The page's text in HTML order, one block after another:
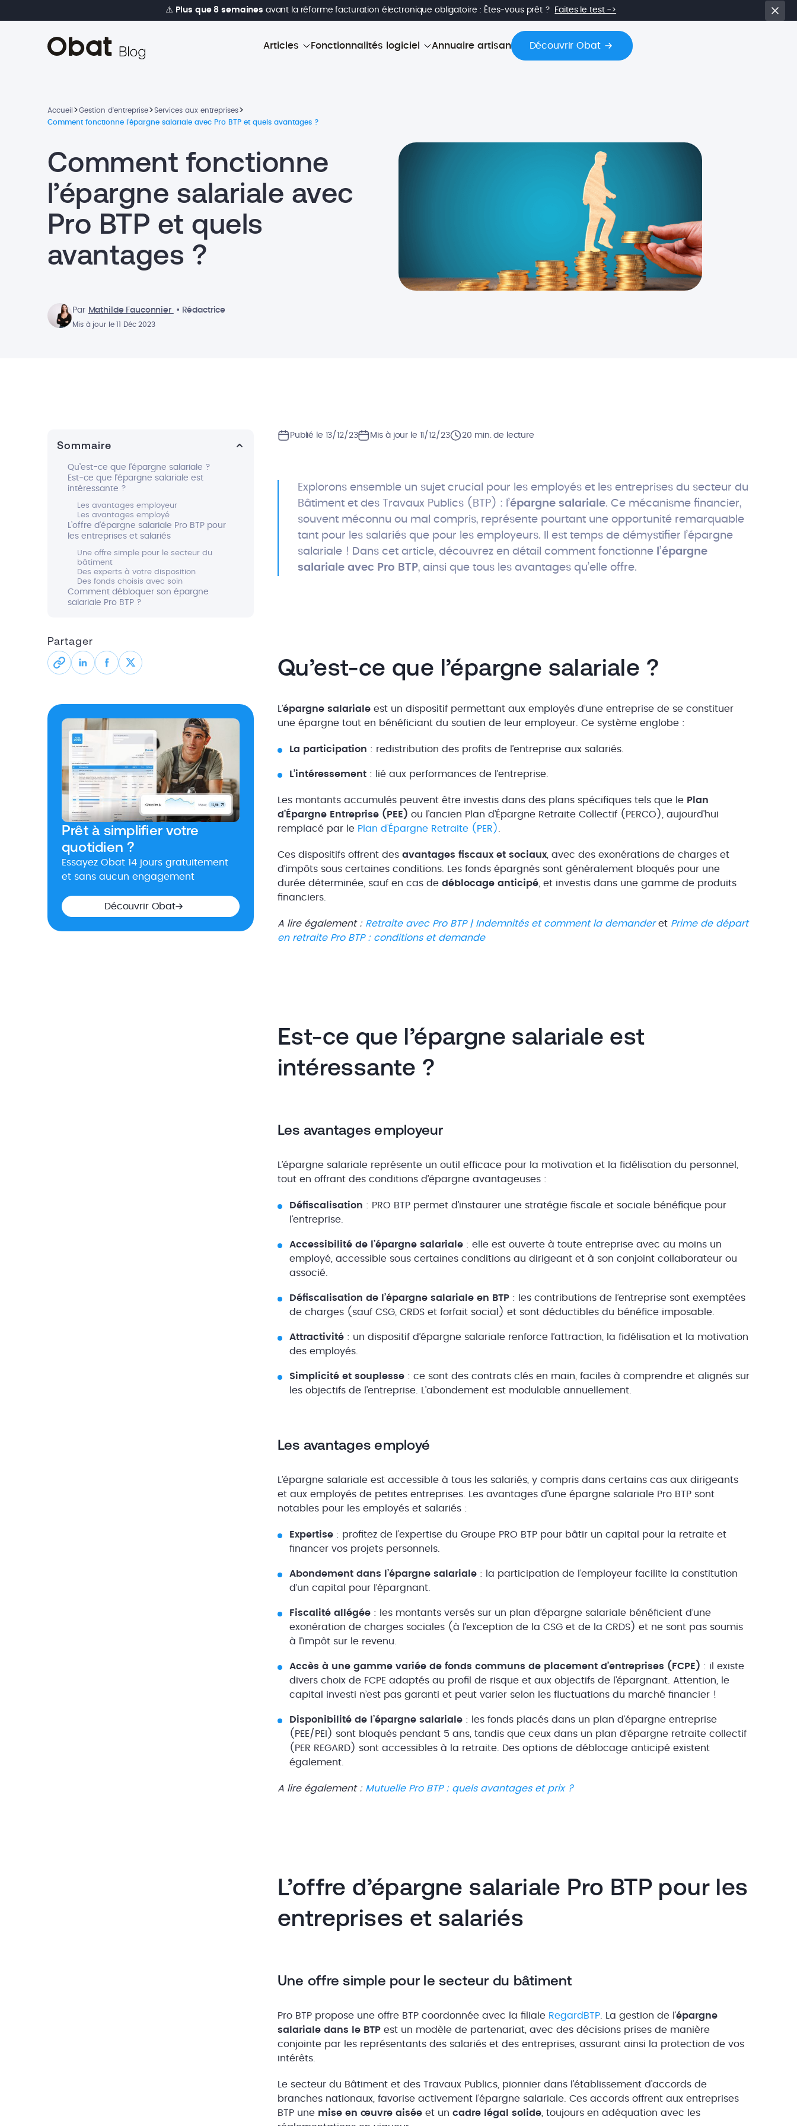
⚠️ Plus que 8 semaines avant la réforme facturation électronique obligatoire : Êtes-vous prêt ? Faites le test ->
Articles Fonctionnalités logiciel Annuaire artisan Découvrir Obat
Accueil >Gestion d'entreprise>Services aux entreprises>
Comment fonctionne l’épargne salariale avec Pro BTP et quels avantages ?
Comment fonctionne
l’épargne salariale avec
Pro BTP et quels
avantages ?
Par Mathilde Fauconnier • Rédactrice
Mis à jour le 11 Déc 2023
Sommaire
Qu’est-ce que l’épargne salariale ?
Est-ce que l'épargne salariale est
intéressante ?
Les avantages employeur
Les avantages employé
L’offre d'épargne salariale Pro BTP pour
les entreprises et salariés
Une offre simple pour le secteur du
bâtiment
Des experts à votre disposition
Des fonds choisis avec soin
Comment débloquer son épargne
salariale Pro BTP ?
Partager
Prêt à simplifier votre
quotidien ?
Essayez Obat 14 jours gratuitement
et sans aucun engagement
Découvrir Obat
Publié le 13/12/23 Mis à jour le 11/12/23 20 min. de lecture
Explorons ensemble un sujet crucial pour les employés et les entreprises du secteur du
Bâtiment et des Travaux Publics (BTP) : l’épargne salariale. Ce mécanisme financier,
souvent méconnu ou mal compris, représente pourtant une opportunité remarquable
tant pour les salariés que pour les employeurs. Il est temps de démystifier l’épargne
salariale ! Dans cet article, découvrez en détail comment fonctionne l’épargne
salariale avec Pro BTP, ainsi que tous les avantages qu’elle offre.
Qu’est-ce que l’épargne salariale ?
L’épargne salariale est un dispositif permettant aux employés d’une entreprise de se constituer
une épargne tout en bénéficiant du soutien de leur employeur. Ce système englobe :
La participation : redistribution des profits de l’entreprise aux salariés.
L’intéressement : lié aux performances de l’entreprise.
Les montants accumulés peuvent être investis dans des plans spécifiques tels que le Plan
d’Épargne Entreprise (PEE) ou l’ancien Plan d’Épargne Retraite Collectif (PERCO), aujourd’hui
remplacé par le Plan d’Épargne Retraite (PER)
Ces dispositifs offrent des avantages fiscaux et sociaux , avec des exonérations de charges et
d’impôts sous certaines conditions. Les fonds épargnés sont généralement bloqués pour une
durée déterminée, sauf en cas de déblocage anticipé , et investis dans une gamme de produits
financiers.
A lire également : Retraite avec Pro BTP | Indemnités et comment la demanderet Prime de départ
en retraite Pro BTP : conditions et demande
Est-ce que l’épargne salariale est
intéressante ?
Les avantages employeur
L’épargne salariale représente un outil efficace pour la motivation et la fidélisation du personnel,
tout en offrant des conditions d’épargne avantageuses :
Défiscalisation : PRO BTP permet d’instaurer une stratégie fiscale et sociale bénéfique pour
l’entreprise.
Accessibilité de l’épargne salariale : elle est ouverte à toute entreprise avec au moins un
employé, accessible sous certaines conditions au dirigeant et à son conjoint collaborateur ou
associé.
Défiscalisation de l’épargne salariale en BTP : les contributions de l’entreprise sont exemptées
de charges (sauf CSG, CRDS et forfait social) et sont déductibles du bénéfice imposable.
Attractivité : un dispositif d’épargne salariale renforce l’attraction, la fidélisation et la motivation
des employés.
Simplicité et souplesse : ce sont des contrats clés en main, faciles à comprendre et alignés sur
les objectifs de l’entreprise. L’abondement est modulable annuellement.
Les avantages employé
L’épargne salariale est accessible à tous les salariés, y compris dans certains cas aux dirigeants
et aux employés de petites entreprises. Les avantages d’une épargne salariale Pro BTP sont
notables pour les employés et salariés :
Expertise : profitez de l’expertise du Groupe PRO BTP pour bâtir un capital pour la retraite et
financer vos projets personnels.
Abondement dans l’épargne salariale : la participation de l’employeur facilite la constitution
d’un capital pour l’épargnant.
Fiscalité allégée : les montants versés sur un plan d’épargne salariale bénéficient d’une
exonération de charges sociales (à l’exception de la CSG et de la CRDS) et ne sont pas soumis
à l’impôt sur le revenu.
Accès à une gamme variée de fonds communs de placement d’entreprises (FCPE) : il existe
divers choix de FCPE adaptés au profil de risque et aux objectifs de l’épargnant. Attention, le
capital investi n’est pas garanti et peut varier selon les fluctuations du marché financier !
Disponibilité de l’épargne salariale : les fonds placés dans un plan d’épargne entreprise
(PEE/PEI) sont bloqués pendant 5 ans, tandis que ceux dans un plan d’épargne retraite collectif
(PER REGARD) sont accessibles à la retraite. Des options de déblocage anticipé existent
également.
A lire également : Mutuelle Pro BTP : quels avantages et prix ?
L’offre d’épargne salariale Pro BTP pour les
entreprises et salariés
Une offre simple pour le secteur du bâtiment
Pro BTP propose une offre BTP coordonnée avec la filiale RegardBTP . La gestion de l’épargne
salariale dans le BTP est un modèle de partenariat, avec des décisions prises de manière
conjointe par les représentants des salariés et des entreprises, assurant ainsi la protection de vos
intérêts.
Le secteur du Bâtiment et des Travaux Publics, pionnier dans l’établissement d’accords de
branches nationaux, favorise activement l’épargne salariale. Ces accords offrent aux entreprises
BTP une mise en œuvre aisée et un cadre légal solide , toujours en adéquation avec les